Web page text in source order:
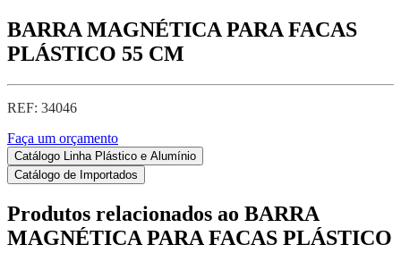
BARRA MAGNÉTICA PARA FACAS
PLÁSTICO 55 CM
REF: 34046
Faça um orçamento
Catálogo Linha Plástico e Alumínio
Catálogo de Importados
Produtos relacionados ao BARRA
MAGNÉTICA PARA FACAS PLÁSTICO